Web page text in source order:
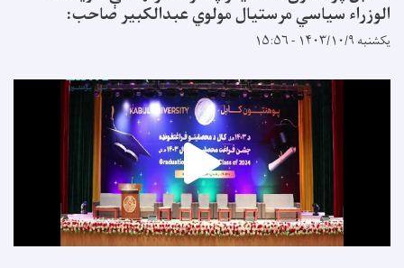
الوزراء سیاسي مرستیال مولوي عبدالکبیر صاحب:
یکشنبه ۱۴۰۳/۱۰/۹ - ۱۵:۵۶